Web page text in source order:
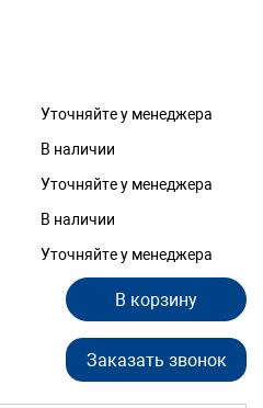
Уточняйте у менеджера
В наличии
Уточняйте у менеджера
В наличии
Уточняйте у менеджера
В корзину
Заказать звонок